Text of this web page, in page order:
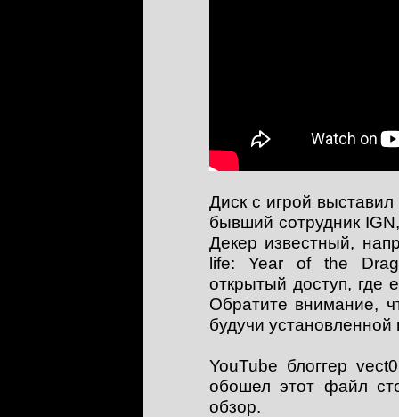
Диск с игрой
бывший сотрудник
Декер известный,
life: Year of the
открытый доступ, где
Обратите внимание,
будучи
YouTube блоггер
обошел этот файл
обзор.